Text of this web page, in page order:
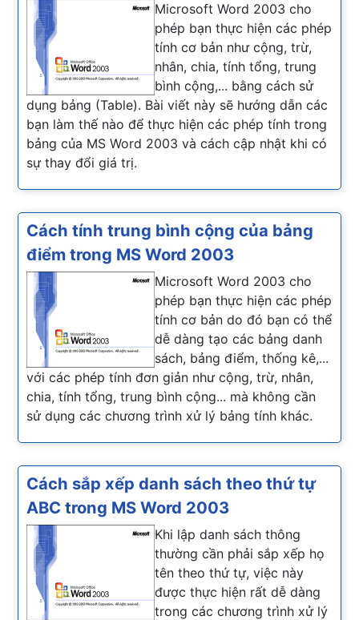
Microsoft Word 2003 cho
phép bạn thực hiện các phép
tính cơ bản như cộng, trừ,
nhân, chia, tính tổng, trung
bình cộng,... bằng cách sử
dụng bảng (Table). Bài viết này sẽ hướng dẫn các
bạn làm thế nào để thực hiện các phép tính trong
bảng của MS Word 2003 và cách cập nhật khi có
sự thay đổi giá trị.
Cách tính trung bình cộng của bảng
điểm trong MS Word 2003
Microsoft Word 2003 cho
phép bạn thực hiện các phép
tính cơ bản do đó bạn có thể
dễ dàng tạo các bảng danh
sách, bảng điểm, thống kê,...
với các phép tính đơn giản như cộng, trừ, nhân,
chia, tính tổng, trung bình cộng... mà không cần
sử dụng các chương trình xử lý bảng tính khác.
Cách sắp xếp danh sách theo thứ tự
ABC trong MS Word 2003
Khi lập danh sách thông
thường cần phải sắp xếp họ
tên theo thứ tự, việc này
được thực hiện rất dễ dàng
trong các chương trình xử lý